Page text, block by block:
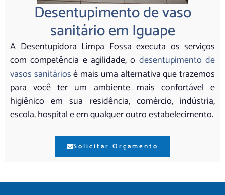
Desentupimento de vaso
sanitário em Iguape
A Desentupidora Limpa Fossa executa os serviços
com competência e agilidade, o desentupimento de
vasos sanitáriosé mais uma alternativa que trazemos
para você ter um ambiente mais confortável e
higiênico em sua residência, comércio, indústria,
escola, hospital e em qualquer outro estabelecimento.
Solicitar Orçamento